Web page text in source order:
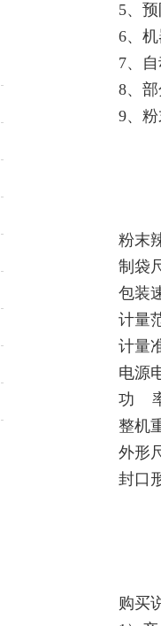
5、
6、
7、
8、
9、
粉末
制袋
包装
计量
计量
电源
功 率
整机
外形
封口
购买